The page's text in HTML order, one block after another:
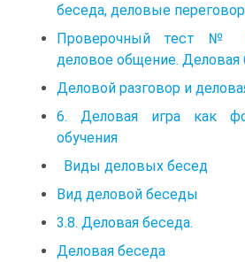
беседа, деловые
Проверочный тест №
деловое общение. Деловая
Деловой разговор и
6. Деловая игра как
обучения
Виды деловых бесед
Вид деловой беседы
3.8. Деловая беседа.
Деловая беседа